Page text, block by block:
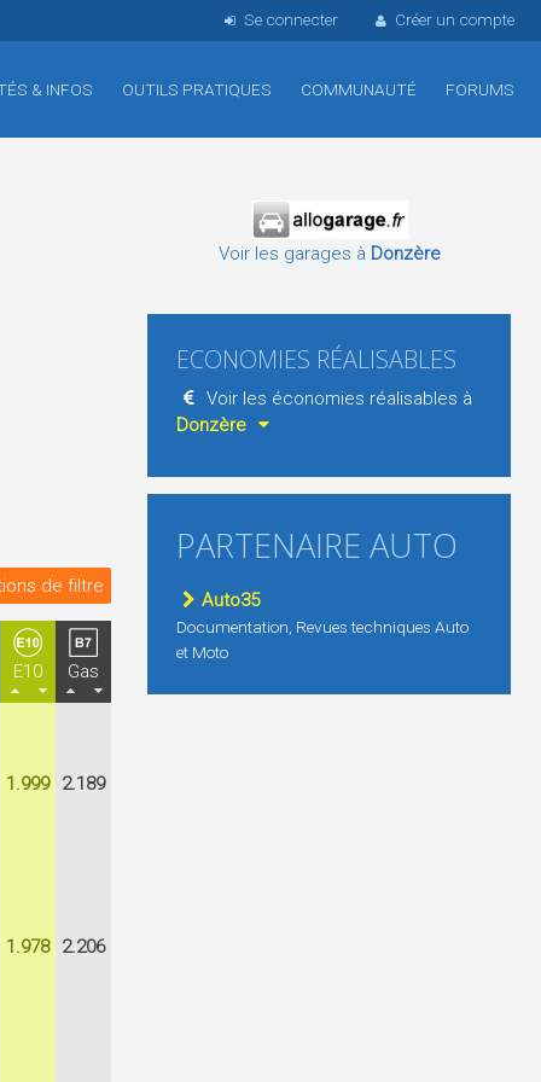
Se connecter Créer un compte
& INFOS OUTILS PRATIQUES COMMUNAUTÉ FORUMS
de filtre
E10
Gas
1.999 2.189
1.978 2.206
Voir les garages à Donzère
ECONOMIES RÉALISABLES
Voir les économies réalisables à
Donzère
PARTENAIRE AUTO
Auto35
Documentation, Revues techniques Auto
et Moto